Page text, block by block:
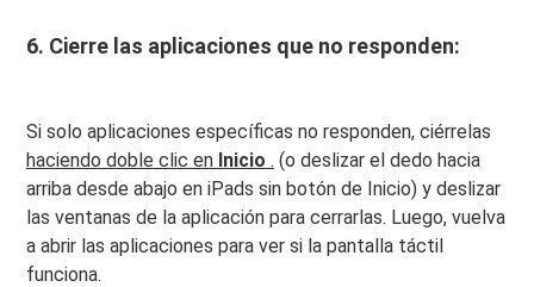
6. Cierre las aplicaciones que no responden:
Si solo aplicaciones específicas no responden, ciérrelas
haciendo doble clic en Inicio . (o deslizar el dedo hacia
arriba desde abajo en iPads sin botón de Inicio) y deslizar
las ventanas de la aplicación para cerrarlas. Luego, vuelva
a abrir las aplicaciones para ver si la pantalla táctil
funciona.